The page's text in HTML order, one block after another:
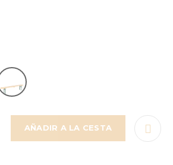
AÑADIR A LA CESTA